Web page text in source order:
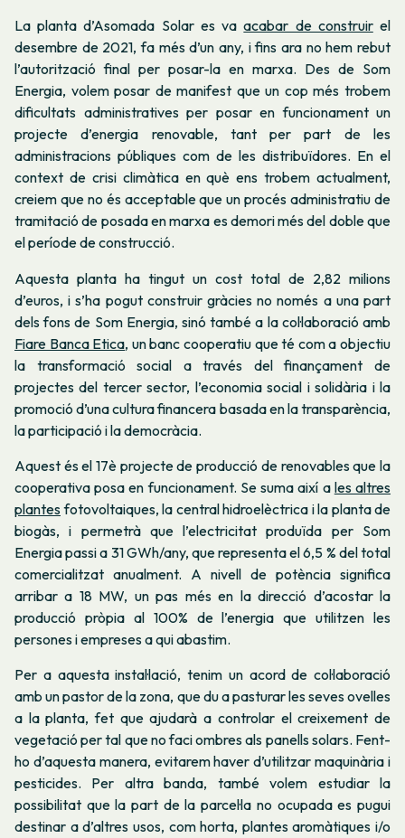
La planta d’Asomada Solar es vaacabar de construirel
desembre de 2021, fa més d’un any, i fins ara no hem rebut
l’autorització final per posar-la en marxa. Des de Som
Energia, volem posar de manifest que un cop més trobem
dificultats administratives per posar en funcionament un
projecte d’energia renovable, tant per part de les
administracions públiques com de les distribuïdores. En el
context de crisi climàtica en què ens trobem actualment,
creiem que no és acceptable que un procés administratiu de
tramitació de posada en marxa es demori més del doble que
el període de construcció.
Aquesta planta ha tingut un cost total de 2,82 milions
d’euros, i s’ha pogut construir gràcies no només a una part
dels fons de Som Energia, sinó també a la col·laboració amb
Fiare Banca Etica, un banc cooperatiu que té com a objectiu
la transformació social a través del finançament de
projectes del tercer sector, l’economia social i solidària i la
promoció d’una cultura financera basada en la transparència,
la participació i la democràcia.
Aquest és el 17è projecte de producció de renovables que la
cooperativa posa en funcionament. Se suma així a les altres
plantesfotovoltaiques, la central hidroelèctrica i la planta de
biogàs, i permetrà que l’electricitat produïda per Som
Energia passi a 31 GWh/any, que representa el 6,5 % del total
comercialitzat anualment. A nivell de potència significa
arribar a 18 MW, un pas més en la direcció d’acostar la
producció pròpia al 100% de l’energia que utilitzen les
persones i empreses a qui abastim.
Per a aquesta instal·lació, tenim un acord de col·laboració
amb un pastor de la zona, que du a pasturar les seves ovelles
a la planta, fet que ajudarà a controlar el creixement de
vegetació per tal que no faci ombres als panells solars. Fent-
ho d’aquesta manera, evitarem haver d’utilitzar maquinària i
pesticides. Per altra banda, també volem estudiar la
possibilitat que la part de la parcel·la no ocupada es pugui
destinar a d’altres usos, com horta, plantes aromàtiques i/o